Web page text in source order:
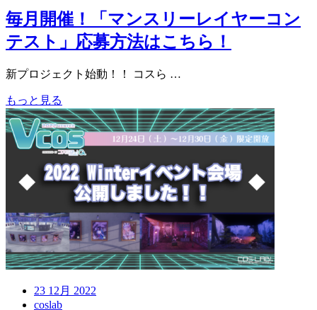
毎月開催！「マンスリーレイヤーコン
テスト」応募方法はこちら！
新プロジェクト始動！！ コスら …
もっと見る
23 12月 2022
coslab